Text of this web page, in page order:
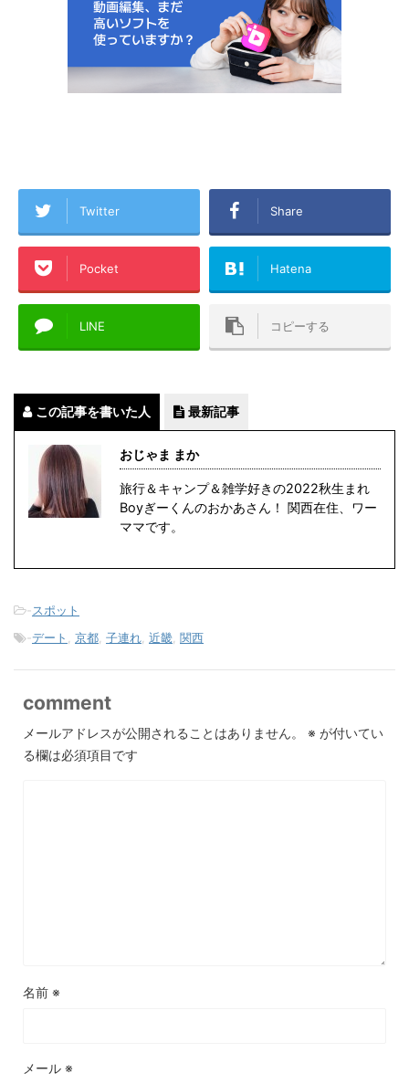
Twitter Share
Pocket Hatena
LINE コピーする
この記事を書いた人 最新記事
おじゃま まか
旅行＆キャンプ＆雑学好きの2022秋生まれ
Boyぎーくんのおかあさん！ 関西在住、ワー
ママです。
-スポット
-デート , 京都, 子連れ, 近畿, 関西
comment
メールアドレスが公開されることはありません。 ※ が付いてい
る欄は必須項目です
名前 ※
メール ※